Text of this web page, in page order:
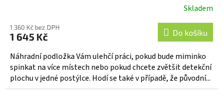
produktu
je
3,8
z
5
hvězdiček.
Skladem
1 360 Kč bez DPH
1 645 Kč Do košíku
Náhradní podložka Vám ulehčí práci, pokud bude miminko
spinkat na více místech nebo pokud chcete zvětšit detekční
plochu v jedné postýlce. Hodí se také v případě, že původní...